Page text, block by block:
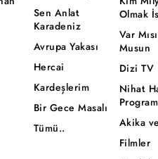
Sen Anlat
Karadeniz
Avrupa Yakası
Hercai
Kardeşlerim
Bir Gece Masalı
Tümü..
Olmak
Var
Musun
Dizi TV
Nihat
Akika
Filmler